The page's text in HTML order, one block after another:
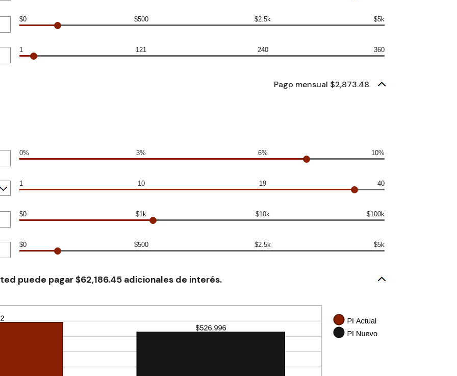
$0 $500 $2.5k $5k
1 121 240 360
Pago mensual $2,873.48
0% 3% 6% 10%
1 10 19 40
$0 $1k $10k $100k
$0 $500 $2.5k $5k
puede pagar $62,186.45 adicionales de interés.